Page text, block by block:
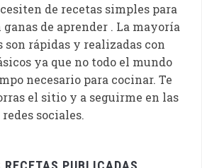
de recetas simples para
de aprender . La mayoría
son rápidas y realizadas con
ya que no todo el mundo
necesario para cocinar. Te
el sitio y a seguirme en las
redes sociales.